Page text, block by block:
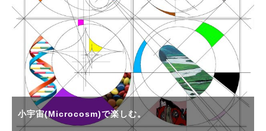
小宇宙(Microcosm)で楽しむ。